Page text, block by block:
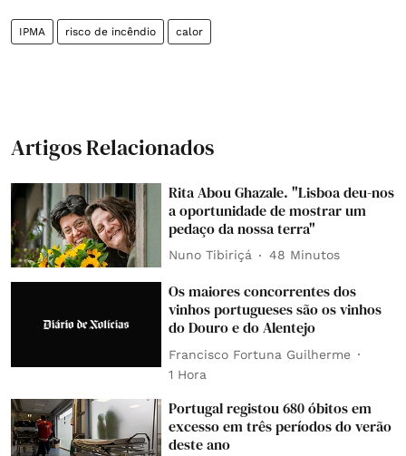
IPMA risco de incêndio calor
Artigos Relacionados
Rita Abou Ghazale. "Lisboa deu-nos
a oportunidade de mostrar um
pedaço da nossa terra"
Nuno Tibiriçá 48 Minutos
Os maiores concorrentes dos
vinhos portugueses são os vinhos
do Douro e do Alentejo
Francisco Fortuna Guilherme
1 Hora
Portugal registou 680 óbitos em
excesso em três períodos do verão
deste ano